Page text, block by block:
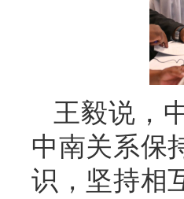
王毅说，
中南关系保
识，坚持相